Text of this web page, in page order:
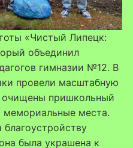
«Чистый Липецк:
объединил
гимназии №12. В
провели масштабную
очищены пришкольный
мемориальные места.
была украшена к